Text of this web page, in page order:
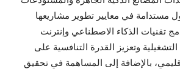
مستدامة في معايير تطوير مشاريعها
تقنيات الذكاء الاصطناعي وإنترنت
التشغيلية وتعزيز القدرة التنافسية على
بالإضافة إلى المساهمة في تحقيق